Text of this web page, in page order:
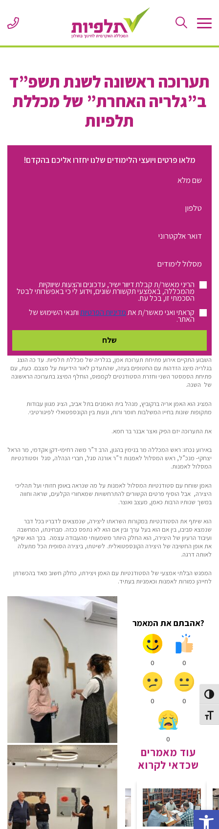
Open toolbar
Content
Toggle High Contrast
Toggle Font size
תערוכה ראשונה לשנת תשפ”ד
ב”גלריה האחרת” של מכללת
תלפיות
מלאו פרטים ויועצי הלימודים שלנו יחזרו אליכם בהקדם!
מלא
טלפון
דוא"ל
מסלול
לימודים:
הריני מאשר/ת קבלת דיוור ישיר, עדכונים והצעות שיווקיות
מהמכללה, באמצעי תקשורת שונים, וידוע לי כי באפשרותי לבטל
הסכמתי זו, בכל עת.
קראתי ואני מאשר/ת אתמדיניות הפרטיותותנאי השימוש של
האתר.
השבוע התקיים אירוע פתיחת תערוכת אמן, בגלריה של מכללת תלפיות. עד כה הוצג
בגלריה מיצג הזדהות עם החטופים בעזה, שהתעדכן לאור הידיעות על מצבם. כעת, עם
פתיחת הסמסטר השני וחזרת הסטודנטים לקמפוס, הוחלף המיצג בתערוכה הראשונה
של השנה.
המציג הוא האמן אריה ברקוביץ, מנהל בית האמנים בתל אביב, הציג מגוון עבודות
מתקופות שונות בחייו המשלבות חומר ורוח, ונעות בין הקונספטואלי לפיגורטיבי.
את התערוכה יזם הפיק ואצר אבנר בר חמא.
באירוע נכחו: ראש המכללה מר בנימין בהגון, הרב ד”ר משה רחימי-דקן אקדמי, מר הראל
יצחקי- מנכ”ל, ראש המסלול לאמנות ד”ר אורנה סגל, חברי הנהלה, סגל וסטודנטיות
המסלול לאמנות.
האמן שוחח עם סטודנטיות המסלול לאמנות על מה שנראה באופן חזותי ועל תהליכי
היצירה, אבל הוסיף פרטים הקשורים להתרחשויות שמאחורי הקלעים, שראה וחווה
במשך שנותיו הרבות כאמן, מעצב ואוצר.
הוא שיתף את הסטודנטיות במקורות השראתו ליצירה, שנמצאים לדבריו בכל דבר
שנמצא סביבו, בין אם הוא בעל ערך ובין אם הוא לא נתפס ככזה. מבחינתו, המחשבה
ועיבוד הרעיון של היצירה, הוא החלק היותר משמעותי מהעבודה עצמה. בכך הוא שיקף
את אופן החשיבה של היצירה הקונספטואלית. לשיטתו, ביצירה הסופית הכל מתעלה
לאותה דרגה.
המפגש הבלתי אמצעי של הסטודנטיות עם האמן ויצירתו, כחלק חשוב מאד בהכשרתן
לחייהן כמורות לאמנות וכאמניות בעתיד.
?אהבתם את המאמר
0
0
0
0
0
עוד מאמרים
שכדאי לקרוא